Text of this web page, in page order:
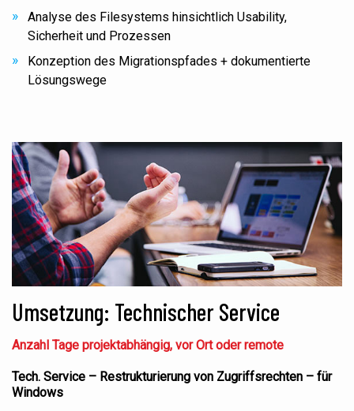
Analyse des Filesystems hinsichtlich Usability,
Sicherheit und Prozessen
Konzeption des Migrationspfades + dokumentierte
Lösungswege
Umsetzung: Technischer Service
Anzahl Tage projektabhängig, vor Ort oder remote
Tech. Service – Restrukturierung von Zugriffsrechten – für
Windows